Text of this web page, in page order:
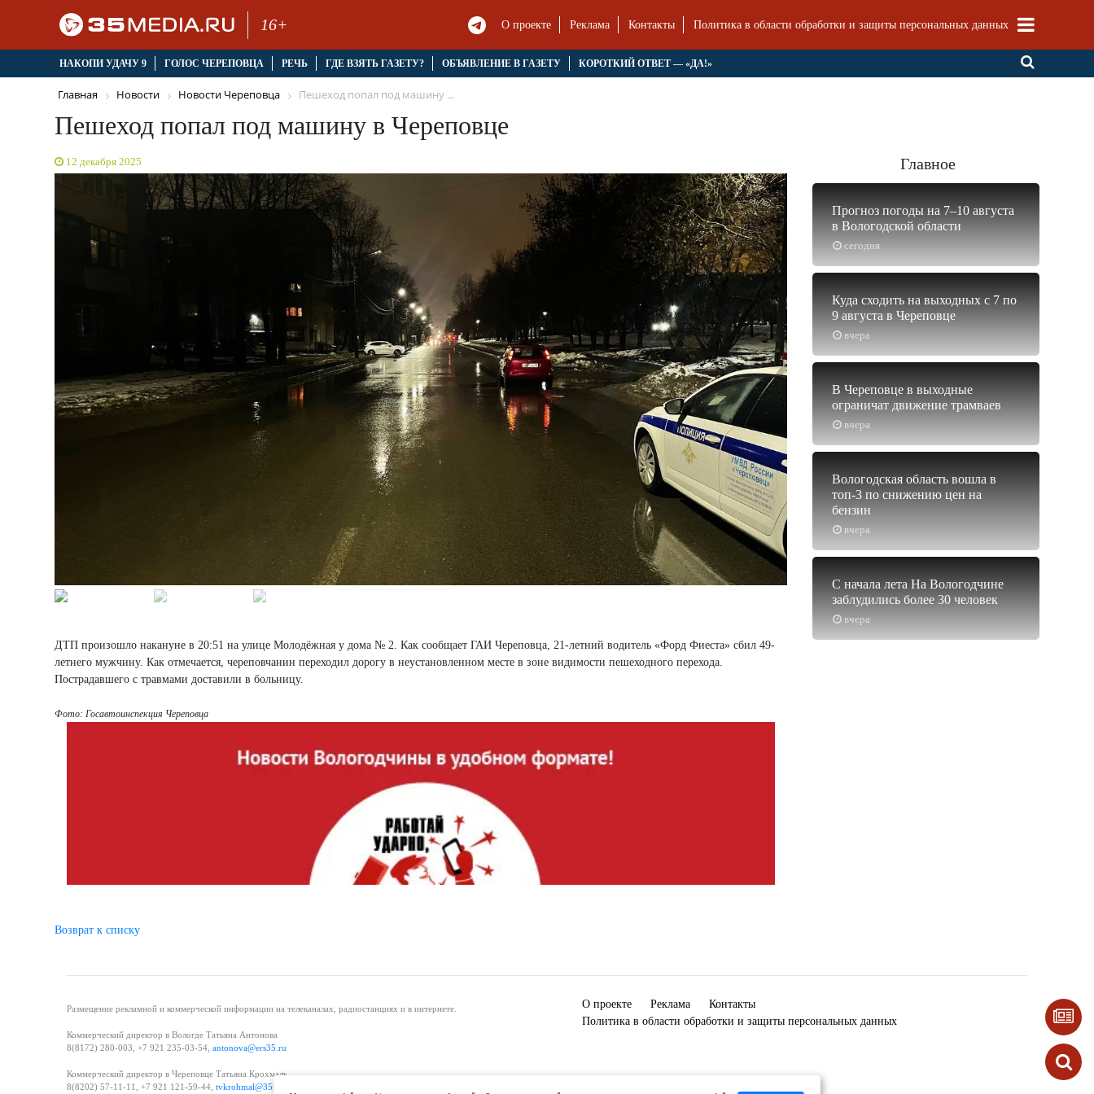
16+ О проекте Реклама Контакты Политика в области обработки и защиты персональных данных
НАКОПИ УДАЧУ 9 ГОЛОС ЧЕРЕПОВЦА РЕЧЬ ГДЕ ВЗЯТЬ ГАЗЕТУ? ОБЪЯВЛЕНИЕ В ГАЗЕТУ КОРОТКИЙ ОТВЕТ — «ДА!»
Главная Новости Новости Череповца Пешеход попал под машину ...
Пешеход попал под машину в Череповце
12 декабря 2025
ДТП произошло накануне в 20:51 на улице Молодёжная у дома № 2. Как сообщает ГАИ Череповца, 21-летний водитель «Форд Фиеста» сбил 49-
летнего мужчину. Как отмечается, череповчанин переходил дорогу в неустановленном месте в зоне видимости пешеходного перехода.
Пострадавшего с травмами доставили в больницу.
Фото: Госавтоинспекция Череповца
Главное
сегодня
Прогноз погоды на 7–10 августа
в Вологодской области
вчера
Куда сходить на выходных с 7 по
9 августа в Череповце
вчера
В Череповце в выходные
ограничат движение трамваев
вчера
Вологодская область вошла в
топ-3 по снижению цен на
бензин
вчера
С начала лета На Вологодчине
заблудились более 30 человек
Возврат к списку
Размещение рекламной и коммерческой информации на телеканалах, радиостанциях и в интернете.
Коммерческий директор в Вологде Татьяна Антонова
8(8172) 280-003, +7 921 235-03-54, antonova@ers35.ru
Коммерческий директор в Череповце Татьяна Крохмаль
8(8202) 57-11-11, +7 921 121-59-44, tvkrohmal@35media.ru
О проекте Реклама
Контакты
Политика в области обработки и защиты персональных данных